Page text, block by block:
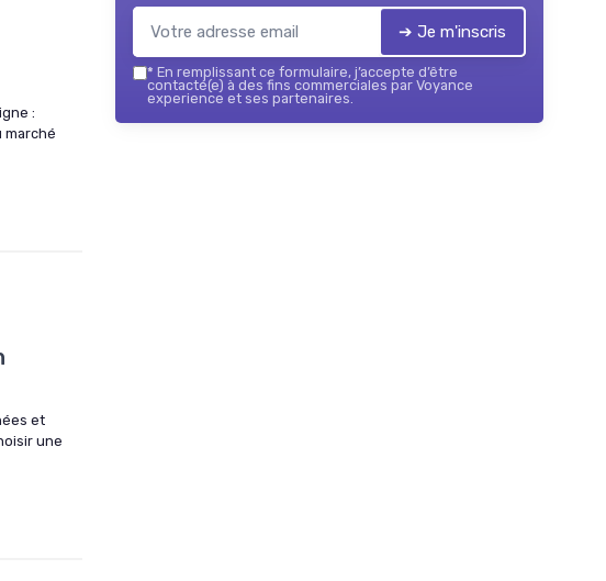
:
et
une
➔ Je m'inscris
* En remplissant ce formulaire, j’accepte d’être
contacté(e) à des fins commerciales par Voyance
experience et ses partenaires.